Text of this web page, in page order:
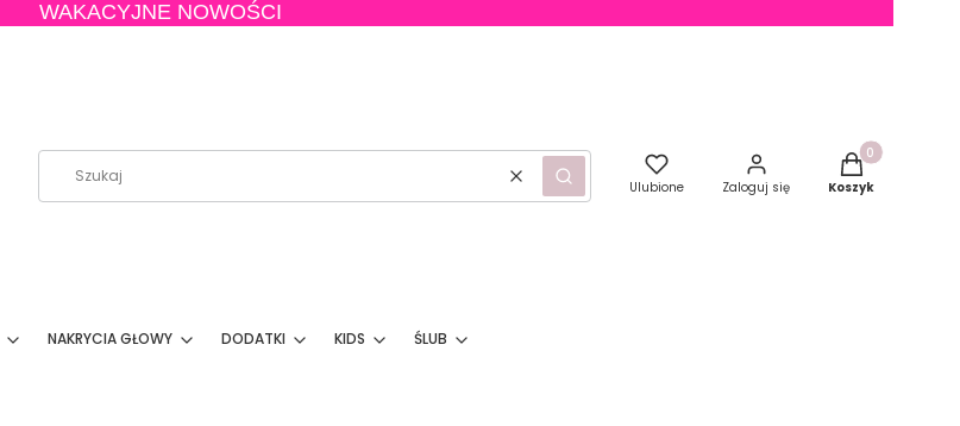
WAKACYJNE NOWOŚCI
WyczyśćSzukaj Ulubione Zaloguj się
Produkty w
Koszyk
NAKRYCIA GŁOWY DODATKI KIDS ŚLUB